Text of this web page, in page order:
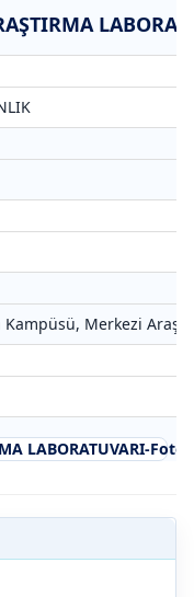
Merkezi